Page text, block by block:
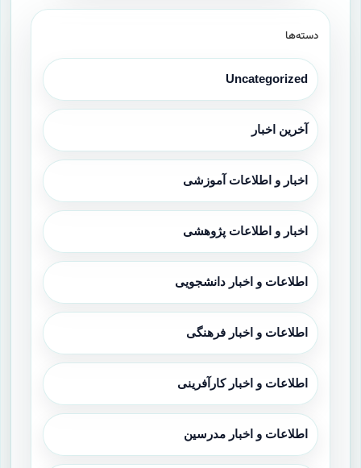
دسته‌ها
Uncategorized
آخرین اخبار
اخبار و اطلاعات آموزشی
اخبار و اطلاعات پژوهشی
اطلاعات و اخبار دانشجویی
اطلاعات و اخبار فرهنگی
اطلاعات و اخبار کارآفرینی
اطلاعات و اخبار مدرسین